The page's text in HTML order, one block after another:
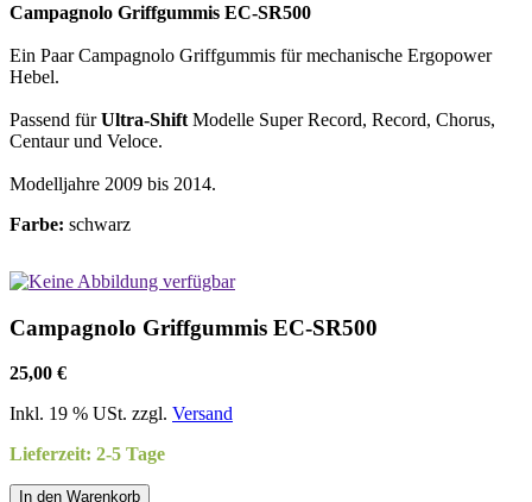
Campagnolo Griffgummis EC-SR500
Ein Paar Campagnolo Griffgummis für mechanische Ergopower
Hebel.
Passend fürUltra-Shift Modelle Super Record, Record, Chorus,
Centaur und Veloce.
Modelljahre 2009 bis 2014.
Farbe: schwarz
Campagnolo Griffgummis EC-SR500
25,00 €
Inkl. 19 % USt. zzgl. Versand
Lieferzeit: 2-5 Tage
In den Warenkorb